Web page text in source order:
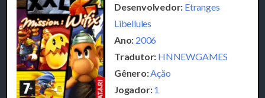
Desenvolvedor: Etranges
Libellules
Ano: 2006
Tradutor: HNNEWGAMES
Gênero:Ação
Jogador:1